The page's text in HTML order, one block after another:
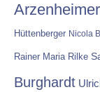
Arzenheimer
Hüttenberger Nicola
Rainer Maria Rilke
Burghardt